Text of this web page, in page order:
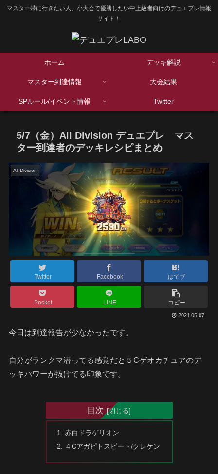
マスター帯に行きたい人、小大会で優勝したい中上級者向けのデュエプレ情報
サイト！
ホーム デッキ解説
マスター到達情報 大会結果
SPルール/イベント情報 Twitter
5/7（金）All Division デュエプレ マス
ター到達者のデッキレシピまとめ
All Division
Twitter Facebook はてブ
Pocket LINE コピー
2021.05.07
今日は到達報告が少なかったです。
自分がランクマ潜ってる感覚だと５Cゲオカチュアのデ
ッキパワーが抜けてる印象です。
目次
赤白ドラゲリオン
４Cアガピトスビート/クレケン